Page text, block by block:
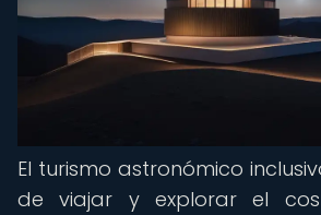
El turismo astronómico
de viajar y explorar el